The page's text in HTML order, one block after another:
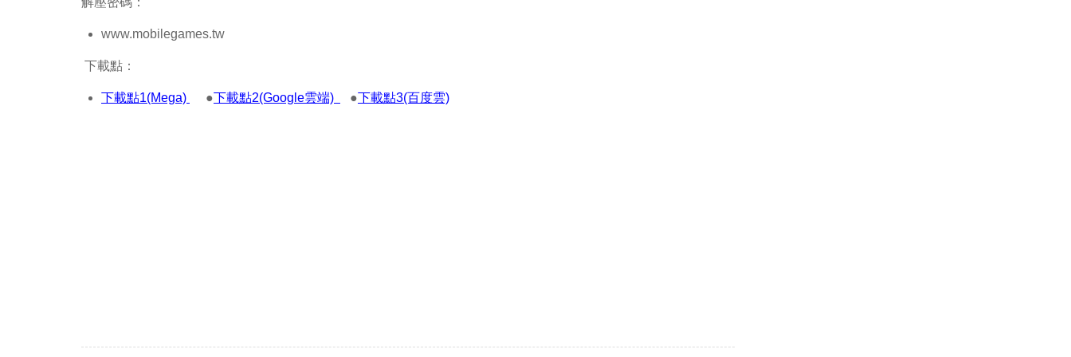
www.mobilegames.tw
下載點：
下載點1(Mega) ●下載點2(Google雲端) ●下載點3(百度雲)